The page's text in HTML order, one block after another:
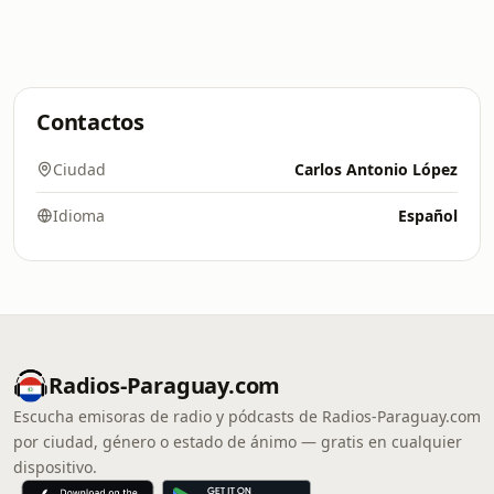
Contactos
Ciudad Carlos Antonio López
Idioma Español
Radios-Paraguay.com
Escucha emisoras de radio y pódcasts de Radios-Paraguay.com
por ciudad, género o estado de ánimo — gratis en cualquier
dispositivo.